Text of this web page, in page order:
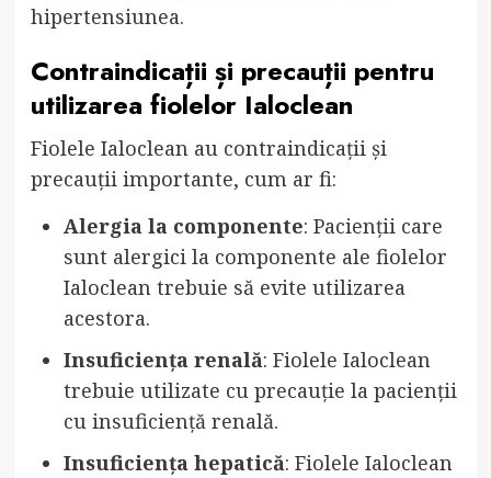
hipertensiunea.
Contraindicații și precauții pentru
utilizarea fiolelor Ialoclean
Fiolele Ialoclean au contraindicații și
precauții importante, cum ar fi:
Alergia la componente: Pacienții care
sunt alergici la componente ale fiolelor
Ialoclean trebuie să evite utilizarea
acestora.
Insuficiența renală: Fiolele Ialoclean
trebuie utilizate cu precauție la pacienții
cu insuficiență renală.
Insuficiența hepatică: Fiolele Ialoclean